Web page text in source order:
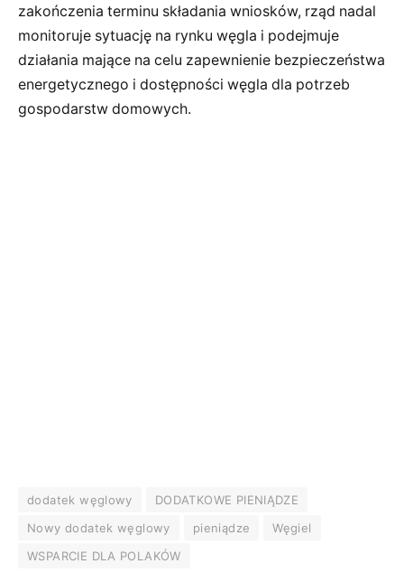
zakończenia terminu składania wniosków, rząd nadal
monitoruje sytuację na rynku węgla i podejmuje
działania mające na celu zapewnienie bezpieczeństwa
energetycznego i dostępności węgla dla potrzeb
gospodarstw domowych.
dodatek węglowy
DODATKOWE PIENIĄDZE
Nowy dodatek węglowy
pieniądze
Węgiel
WSPARCIE DLA POLAKÓW